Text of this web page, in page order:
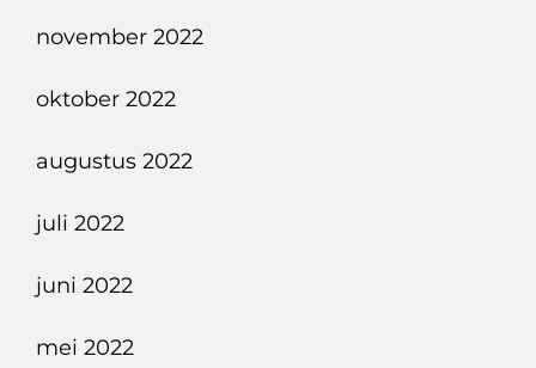
november 2022
oktober 2022
augustus 2022
juli 2022
juni 2022
mei 2022